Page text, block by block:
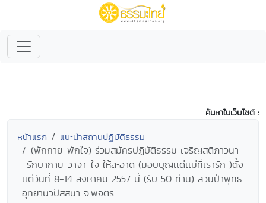
ค้นหาในเว็บไซต์ :
หน้าแรก แนะนำสถานปฏิบัติธรรม
(พักกาย-พักใจ) ร่วมสมัครปฏิบัติธรรม เจริญสติภาวนา
-รักษากาย-วาจา-ใจ ให้สะอาด (มอบบุญเเด่เเม่ที่เรารัก )ตั้ง
เเต่วันที่ 8-14 สิงหาคม 2557 นี้ (รับ 50 ท่าน) สวนป่าพุทธ
อุทยานวิปัสสนา จ.พิจิตร